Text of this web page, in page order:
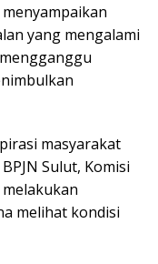
yang mengalami
masyarakat
Sulut, Komisi
melihat kondisi